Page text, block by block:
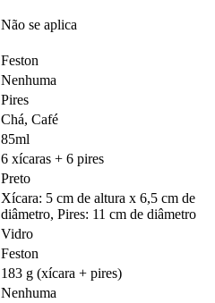
Não se aplica
Feston
Nenhuma
Pires
Chá, Café
85ml
6 xícaras + 6 pires
Preto
Xícara: 5 cm de altura x 6,5 cm de
diâmetro, Pires: 11 cm de diâmetro
Vidro
Feston
183 g (xícara + pires)
Nenhuma